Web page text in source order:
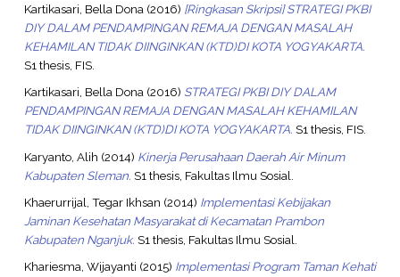
Kartikasari, Bella Dona (2016) [Ringkasan Skripsi] STRATEGI PKBI
DIY DALAM PENDAMPINGAN REMAJA DENGAN MASALAH
KEHAMILAN TIDAK DIINGINKAN (KTD)DI KOTA YOGYAKARTA.
S1 thesis, FIS.
Kartikasari, Bella Dona(2016) STRATEGI PKBI DIY DALAM
PENDAMPINGAN REMAJA DENGAN MASALAH KEHAMILAN
TIDAK DIINGINKAN (KTD)DI KOTA YOGYAKARTA. S1 thesis, FIS.
Karyanto, Alih (2014) Kinerja Perusahaan Daerah Air Minum
Kabupaten Sleman. S1 thesis, Fakultas Ilmu Sosial.
Khaerurrijal, Tegar Ikhsan (2014) Implementasi Kebijakan
Jaminan Kesehatan Masyarakat di Kecamatan Prambon
Kabupaten Nganjuk. S1 thesis, Fakultas Ilmu Sosial.
Khariesma, Wijayanti (2015) Implementasi Program Taman Kehati